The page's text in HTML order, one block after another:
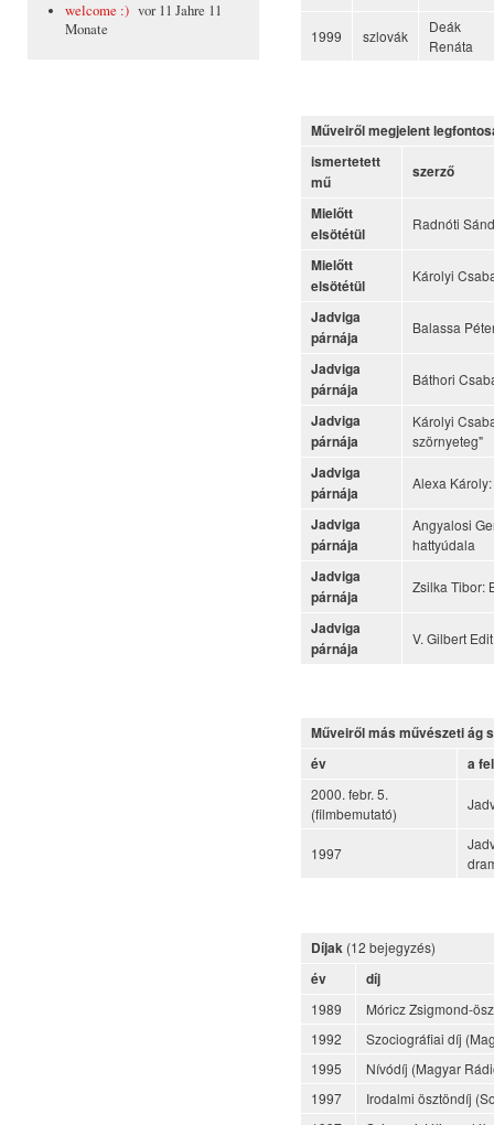
welcome :) vor 11 Jahre 11
Monate
1999 szlovák
Deák
Renáta
Műveiről megjelent
ismertetett
mű
szerző
Mielőtt
elsötétül
Radnóti
Mielőtt
elsötétül
Károlyi
Jadviga
párnája
Balassa
Jadviga
párnája
Báthori
Jadviga
párnája
Károlyi
szörnyeteg"
Jadviga
párnája
Alexa
Jadviga
párnája
Angyalosi
hattyúdala
Jadviga
párnája
Zsilka Tibor:
Jadviga
párnája
V. Gilbert
Műveiről más művészeti ág
év
a
2000. febr. 5.
(filmbemutató)
1997
Díjak (12 bejegyzés)
év
díj
1989
Móricz Zsigmond-
1992
Szociográfiai díj
1995
Nívódíj (Magyar
1997
Irodalmi ösztöndíj